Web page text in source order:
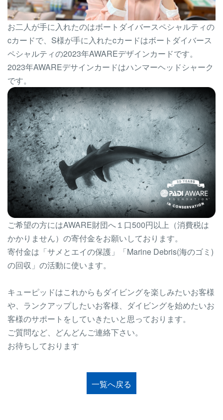
お二人が手に入れたのはボートダイバースペシャルティの
cカードで、S様が手に入れたcカードはボートダイバース
ペシャルティの2023年AWAREデザインカードです。
2023年AWAREデサインカードはハンマーヘッドシャーク
です。
ご希望の方にはAWARE財団へ１口500円以上（消費税は
かかりません）の寄付金をお願いしております。
寄付金は「サメとエイの保護」「Marine Debris(海のゴミ)
の回収」の活動に使います。
キューピッドはこれからもダイビングを楽しみたいお客様
や、ランクアップしたいお客様、ダイビングを始めたいお
客様のサポートをしていきたいと思っております。
ご質問など、どんどんご連絡下さい。
お待ちしております
一覧へ戻る